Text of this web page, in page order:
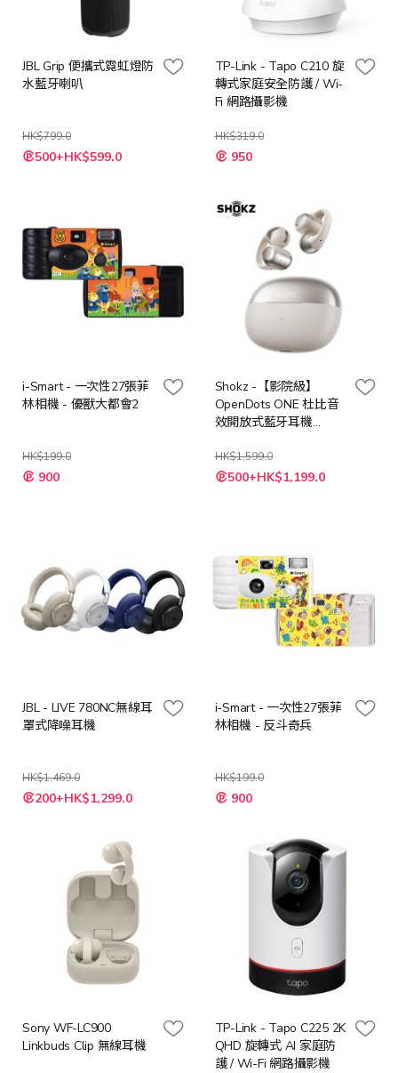
JBL Grip 便攜式霓虹燈防
水藍牙喇叭
HK$799.0
500+HK$599.0
TP-Link - Tapo C210 旋
轉式家庭安全防護 / Wi-
Fi 網路攝影機
HK$319.0
特
殊 950
i-Smart - 一次性27張菲
林相機 - 優獸大都會2
HK$199.0
特
殊 900
Shokz -【影院級】
OpenDots ONE 杜比音
效開放式藍牙耳機
HK$1,599.0
500+HK$1,199.0
JBL - LIVE 780NC無線耳
罩式降噪耳機
HK$1,469.0
200+HK$1,299.0
i-Smart - 一次性27張菲
林相機 - 反斗奇兵
HK$199.0
特
殊 900
Sony WF-LC900
Linkbuds Clip 無線耳機
TP-Link - Tapo C225 2K
QHD 旋轉式 AI 家庭防
護 / Wi-Fi 網路攝影機